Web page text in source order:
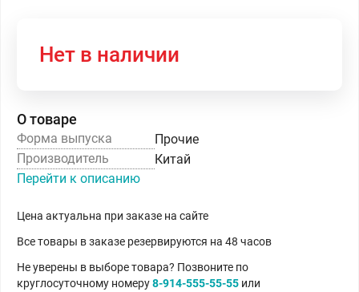
Нет в наличии
О товаре
Форма выпуска
Прочие
Производитель
Китай
Перейти к описанию
Цена актуальна при заказе на сайте
Все товары в заказе резервируются на 48 часов
Не уверены в выборе товара? Позвоните по
круглосуточному номеру8-914-555-55-55 или